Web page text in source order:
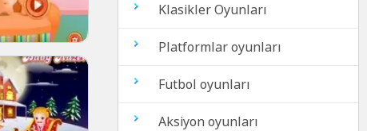
Klasikler Oyunları
Platformlar oyunları
Futbol oyunları
Aksiyon oyunları